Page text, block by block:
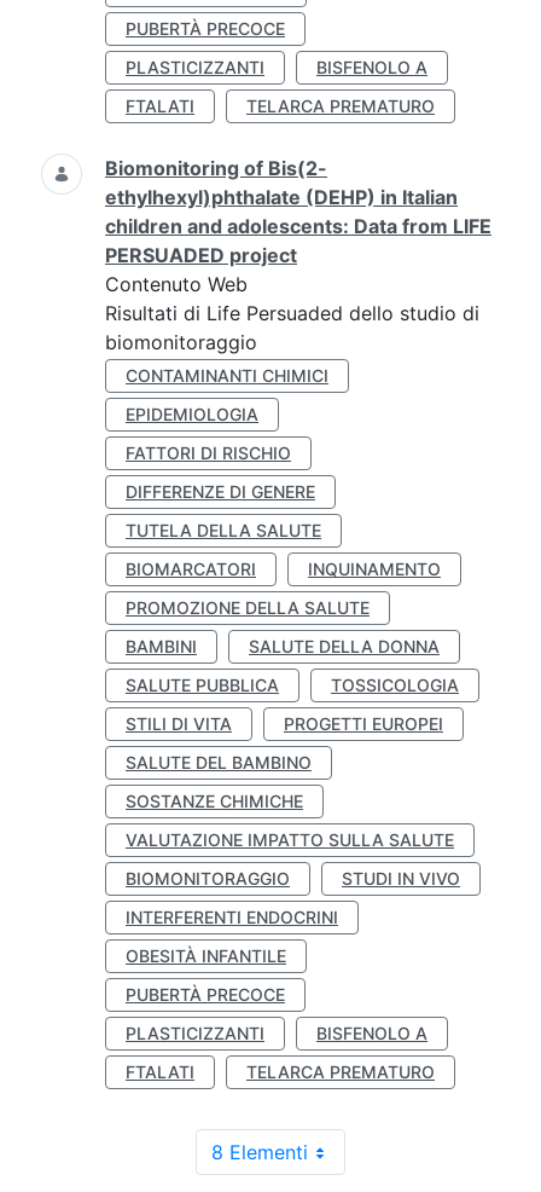
PUBERTÀ PRECOCE
PLASTICIZZANTI
BISFENOLO A
FTALATI
TELARCA PREMATURO
Biomonitoring of Bis(2-
ethylhexyl)phthalate (DEHP) in Italian
children and adolescents: Data from LIFE
PERSUADED project
Contenuto Web
Risultati di Life Persuaded dello studio di
biomonitoraggio
CONTAMINANTI CHIMICI
EPIDEMIOLOGIA
FATTORI DI RISCHIO
DIFFERENZE DI GENERE
TUTELA DELLA SALUTE
BIOMARCATORI
INQUINAMENTO
PROMOZIONE DELLA SALUTE
BAMBINI
SALUTE DELLA DONNA
SALUTE PUBBLICA
TOSSICOLOGIA
STILI DI VITA
PROGETTI EUROPEI
SALUTE DEL BAMBINO
SOSTANZE CHIMICHE
VALUTAZIONE IMPATTO SULLA SALUTE
BIOMONITORAGGIO
STUDI IN VIVO
INTERFERENTI ENDOCRINI
OBESITÀ INFANTILE
PUBERTÀ PRECOCE
PLASTICIZZANTI
BISFENOLO A
FTALATI
TELARCA PREMATURO
8 Elementi